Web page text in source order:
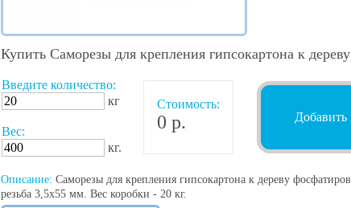
Купить Саморезы для крепления гипсокартона к
Введите количество:
кг
Вес:
кг.
Стоимость:
0 р. Добавить
Описание: Саморезы для крепления гипсокартона к дереву
резьба 3,5х55 мм. Вес коробки - 20 кг.